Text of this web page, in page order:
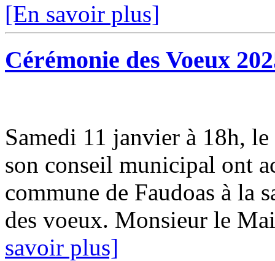
[En savoir plus]
Cérémonie des Voeux
Samedi 11 janvier à 18h,
son conseil municipal ont
commune de Faudoas à la
des voeux. Monsieur le
savoir plus]